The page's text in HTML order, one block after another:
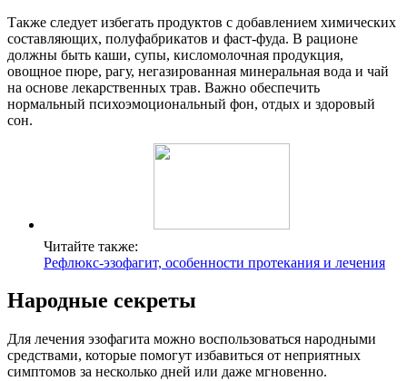
Также следует избегать продуктов с добавлением химических
составляющих, полуфабрикатов и фаст-фуда. В рационе
должны быть каши, супы, кисломолочная продукция,
овощное пюре, рагу, негазированная минеральная вода и чай
на основе лекарственных трав. Важно обеспечить
нормальный психоэмоциональный фон, отдых и здоровый
сон.
Читайте также:
Рефлюкс-эзофагит, особенности протекания и лечения
Народные секреты
Для лечения эзофагита можно воспользоваться народными
средствами, которые помогут избавиться от неприятных
симптомов за несколько дней или даже мгновенно.